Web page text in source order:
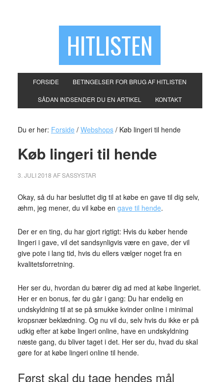
HITLISTEN
FORSIDE BETINGELSER FOR BRUG AF HITLISTEN
SÅDAN INDSENDER DU EN ARTIKEL KONTAKT
Du er her: Forside / Webshops /Køb lingeri til hende
Køb lingeri til hende
3. JULI 2018 AFSASSYSTAR
Okay, så du har besluttet dig til at købe en gave til dig selv,
æhm, jeg mener, du vil købe en gave til hende.
Der er en ting, du har gjort rigtigt: Hvis du køber hende
lingeri i gave, vil det sandsynligvis være en gave, der vil
give pote i lang tid, hvis du ellers vælger noget fra en
kvalitetsforretning.
Her ser du, hvordan du bærer dig ad med at købe lingeriet.
Her er en bonus, før du går i gang: Du har endelig en
undskyldning til at se på smukke kvinder online i minimal
kropsnær beklædning. Og nu vil du, selv hvis du ikke er på
udkig efter at købe lingeri online, have en undskyldning
næste gang, du bliver taget i det. Her ser du, hvad du skal
gøre for at købe lingeri online til hende.
Først skal du tage hendes mål